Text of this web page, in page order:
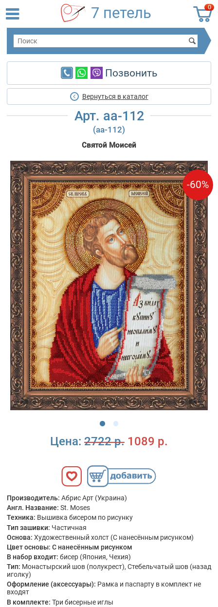
0
7 петель
Позвонить
Вернуться в каталог
Арт. aa-112
(аа-112)
Святой Моисей
-60%
Цена: 2722 р. 1089 р.
Производитель: Абрис Арт (Украина)
Англ. Название: St. Moses
Техника: Вышивка бисером по рисунку
Тип зашивки: Частичная
Основа: Художественный холст (С нанесённым рисунком)
Цвет основы: С нанесённым рисунком
В набор входит: бисер (Япония, Чехия)
Тип: Монастырский шов (полукрест), Стебельчатый шов (назад
иголку)
Оформление (аксессуары): Рамка и паспарту в комплект не
входят
В комплекте: Три бисерные иглы